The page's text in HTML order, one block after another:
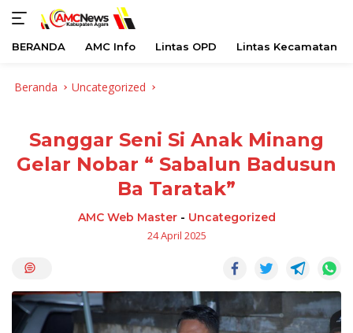
BERANDA AMC Info Lintas OPD Lintas Kecamatan
Beranda Uncategorized
Sanggar Seni Si Anak Minang
Gelar Nobar “ Sabalun Badusun
Ba Taratak”
AMC Web Master- Uncategorized
24 April 2025